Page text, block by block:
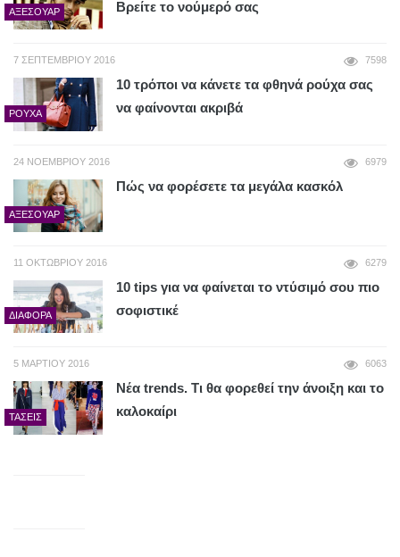
ΑΞΕΣΟΥΆΡ
Βρείτε το νούμερό σας
7 ΣΕΠΤΕΜΒΡΊΟΥ 2016 7598
ΡΟΎΧΑ
10 τρόποι να κάνετε τα φθηνά ρούχα σας
να φαίνονται ακριβά
24 ΝΟΕΜΒΡΊΟΥ 2016 6979
ΑΞΕΣΟΥΆΡ
Πώς να φορέσετε τα μεγάλα κασκόλ
11 ΟΚΤΩΒΡΊΟΥ 2016 6279
ΔΙΆΦΟΡΑ
10 tips για να φαίνεται το ντύσιμό σου πιο
σοφιστικέ
5 ΜΑΡΤΊΟΥ 2016 6063
ΤΆΣΕΙΣ
Νέα trends. Τι θα φορεθεί την άνοιξη και το
καλοκαίρι